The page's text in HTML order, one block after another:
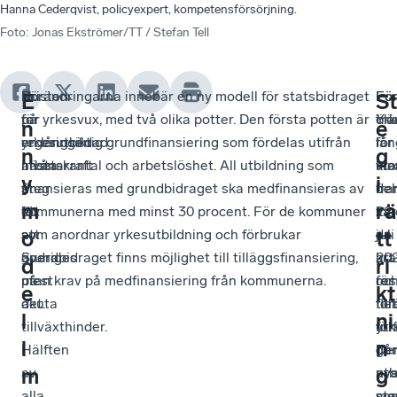
Hanna Cederqvist, policyexpert, kompetensförsörjning.
Foto: Jonas Ekströmer/TT / Stefan Tell
Bristen
på
yrkesutbildad
arbetskraft
är
ett
av
Sveriges
mest
akuta
tillväxthinder.
Hälften
av
Nu
tar
regeringen
nästa
steg
för
att
ändra
på
det.
E
n
n
y
m
o
d
e
l
l
m
Förändringarna innebär en ny modell för statsbidraget
för yrkesvux, med två olika potter. Den första potten är
en långsiktig grundfinansiering som fördelas utifrån
invånarantal och arbetslöshet. All utbildning som
finansieras med grundbidraget ska medfinansieras av
kommunerna med minst 30 procent. För de kommuner
som anordnar yrkesutbildning och förbrukar
grundbidraget finns möjlighet till tilläggsfinansiering,
utan krav på medfinansiering från kommunerna.
de
att
–
för
en
för
fler
i
22
juli
St
e
g
i
rä
tt
ri
kt
ni
n
g